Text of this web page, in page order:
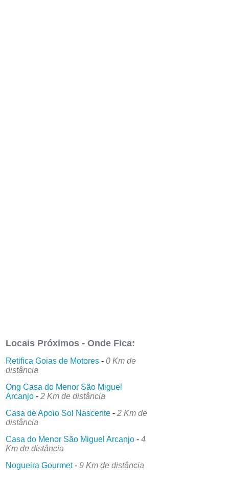
Locais Próximos - Onde Fica:
Retifica Goias de Motores -0 Km de
distância
Ong Casa do Menor São Miguel
Arcanjo -2 Km de distância
Casa de Apoio Sol Nascente -2 Km de
distância
Casa do Menor São Miguel Arcanjo -4
Km de distância
Nogueira Gourmet-9 Km de distância